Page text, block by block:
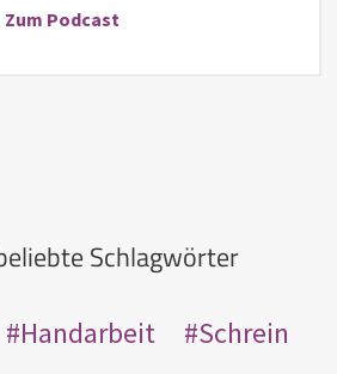
Zum Podcast
Schlagwörter
Handarbeit
Schrein